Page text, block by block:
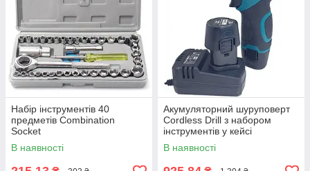
Набір інструментів 40
предметів Combination
Socket
В наявності
Акумуляторний шуруповерт
Cordless Drill з набором
інструментів у кейсі
В наявності